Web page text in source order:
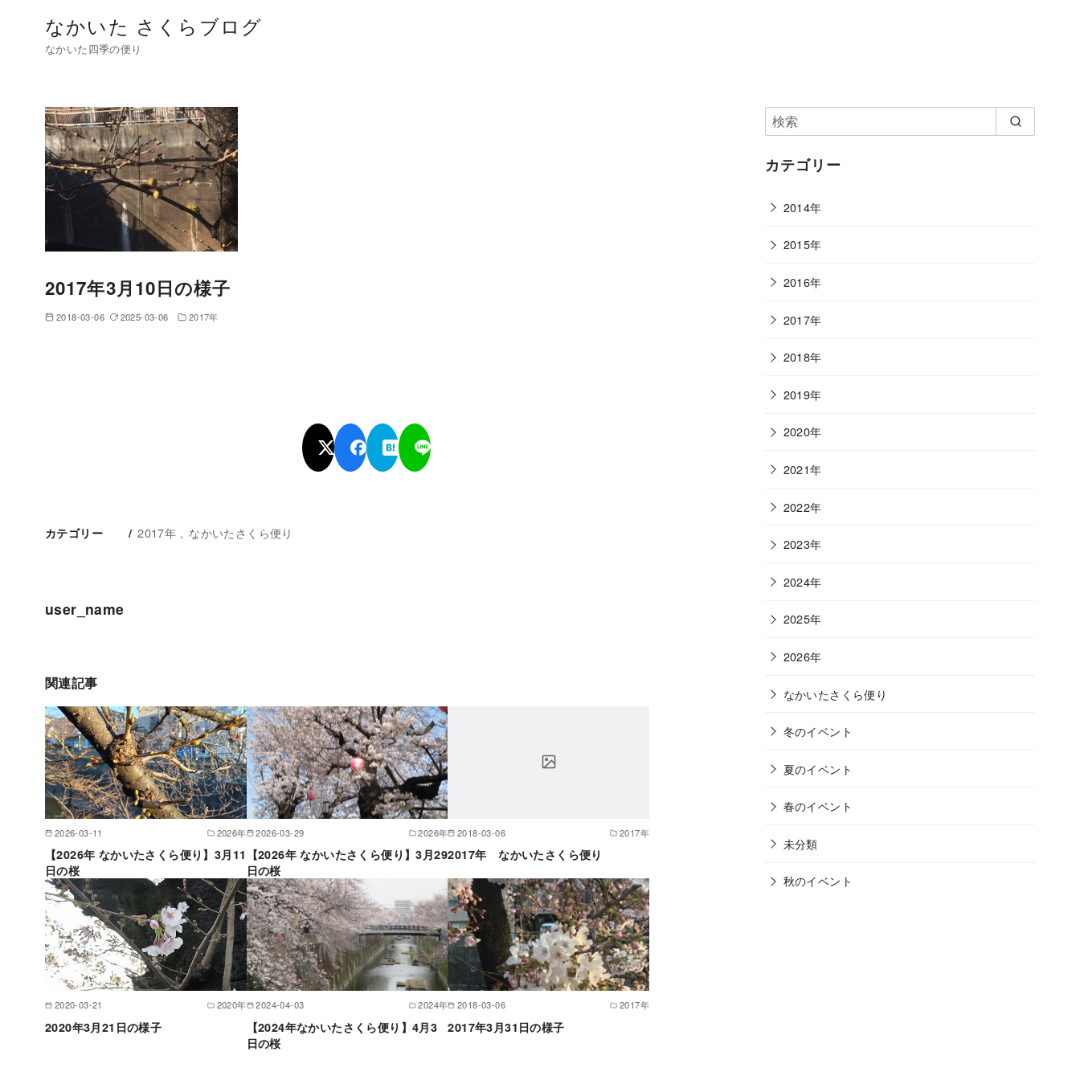
なかいた さくらブログ
なかいた四季の便り
2017年3月10日の様子
2018-03-06 2025-03-06 2017年
カテゴリー 2017年 なかいたさくら便り
user_name
関連記事
2026-03-11 2026年
【2026年 なかいたさくら便り】3月11
日の桜
2026-03-29 2026年
【2026年 なかいたさくら便り】3月29
日の桜
2018-03-06 2017年
2017年 なかいたさくら便り
2020-03-21 2020年
2020年3月21日の様子
2024-04-03 2024年
【2024年なかいたさくら便り】4月3
日の桜
2018-03-06 2017年
2017年3月31日の様子
カテゴリー
2014年
2015年
2016年
2017年
2018年
2019年
2020年
2021年
2022年
2023年
2024年
2025年
2026年
なかいたさくら便り
冬のイベント
夏のイベント
春のイベント
未分類
秋のイベント